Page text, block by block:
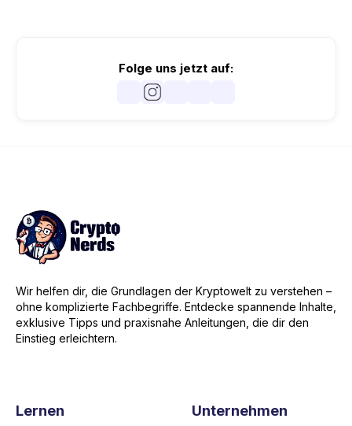
Folge uns jetzt auf:
Wir helfen dir, die Grundlagen der Kryptowelt zu verstehen –
ohne komplizierte Fachbegriffe. Entdecke spannende Inhalte,
exklusive Tipps und praxisnahe Anleitungen, die dir den
Einstieg erleichtern.
Lernen Unternehmen